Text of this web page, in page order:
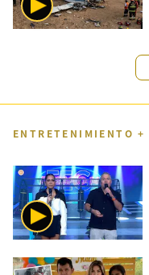
ENTRETENIMIENTO